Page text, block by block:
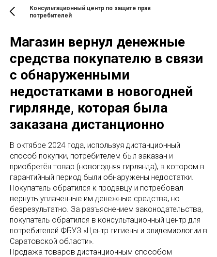
Консультационный центр по защите прав
потребителей
Магазин вернул денежные
средства покупателю в связи
с обнаруженными
недостатками в новогодней
гирлянде, которая была
заказана дистанционно
В октябре 2024 года, используя дистанционный
способ покупки, потребителем был заказан и
приобретён товар (новогодняя гирлянда), в котором в
гарантийный период были обнаружены недостатки.
Покупатель обратился к продавцу и потребовал
вернуть уплаченные им денежные средства, но
безрезультатно. За разъяснением законодательства,
покупатель обратился в консультационный центр для
потребителей ФБУЗ «Центр гигиены и эпидемиологии в
Саратовской области».
Продажа товаров дистанционным способом